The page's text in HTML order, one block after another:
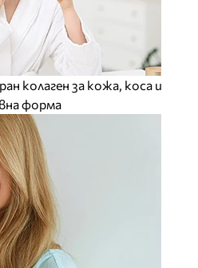
колаген за кожа, коса и
форма